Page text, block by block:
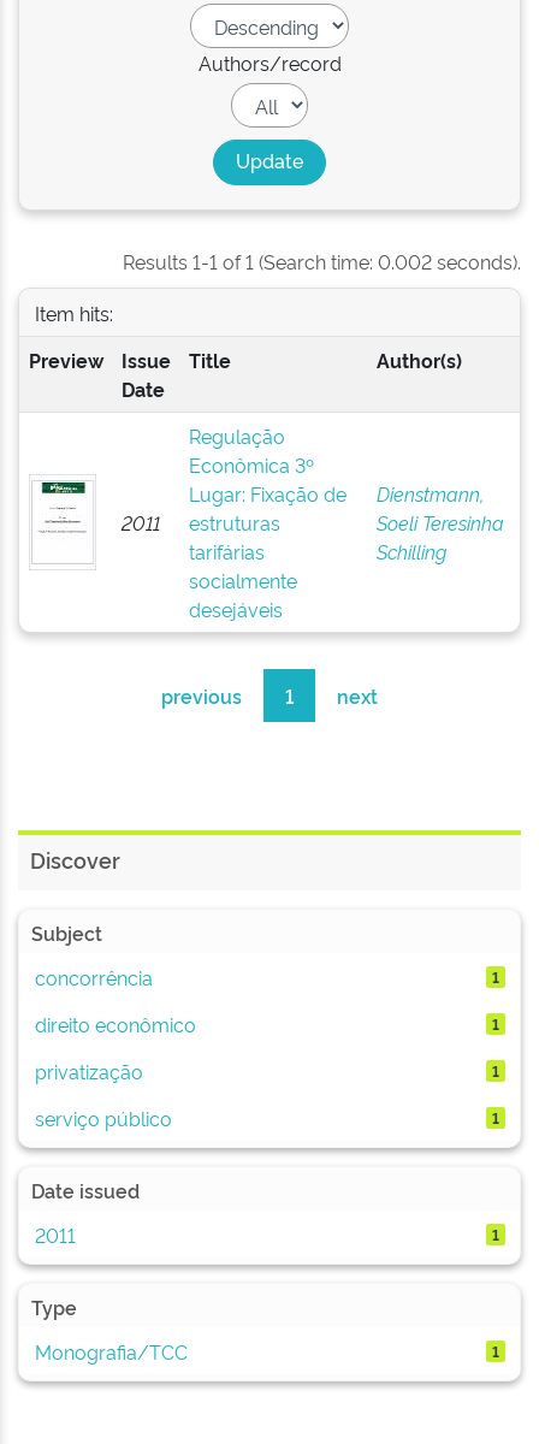
Authors/record
Results 1-1 of 1 (Search time: 0.002 seconds).
Item hits:
Preview
Issue
Date
Title Author(s)
2011
Regulação
Econômica 3º
Lugar: Fixação de
estruturas
tarifárias
socialmente
desejáveis
Dienstmann,
Soeli Teresinha
Schilling
previous 1 next
Discover
Subject
concorrência
1
direito econômico 1
privatização 1
serviço público 1
Date issued
2011
1
Type
Monografia/TCC
1